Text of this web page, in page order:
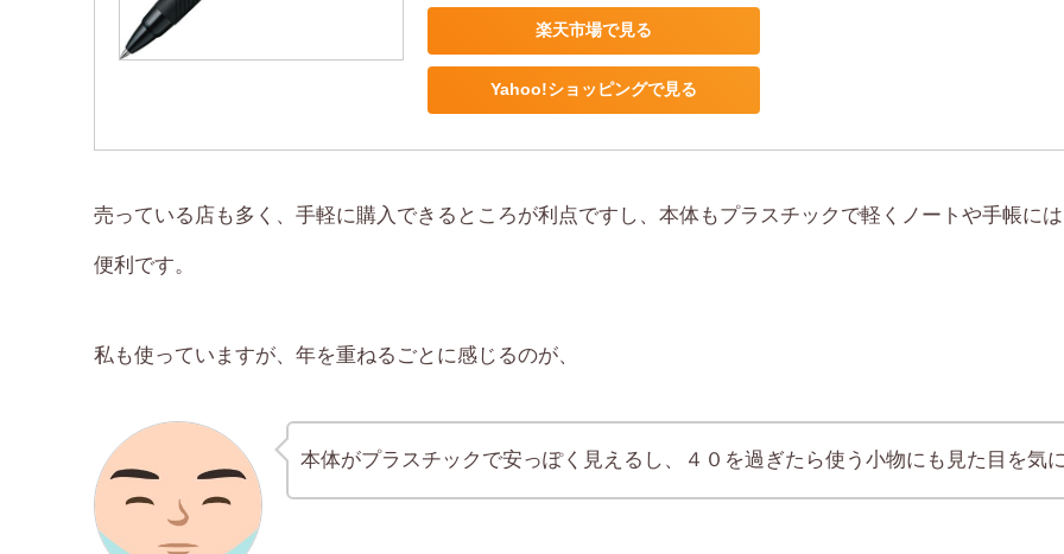
楽天市場で見る
Yahoo!ショッピングで見る
売っている店も多く、手軽に購入できるところが利点ですし、本体もプラスチックで軽くノートや手帳に
便利です。
私も使っていますが、年を重ねるごとに感じるのが、
本体がプラスチックで安っぽく見えるし、４０を過ぎたら使う小物にも見た目を気